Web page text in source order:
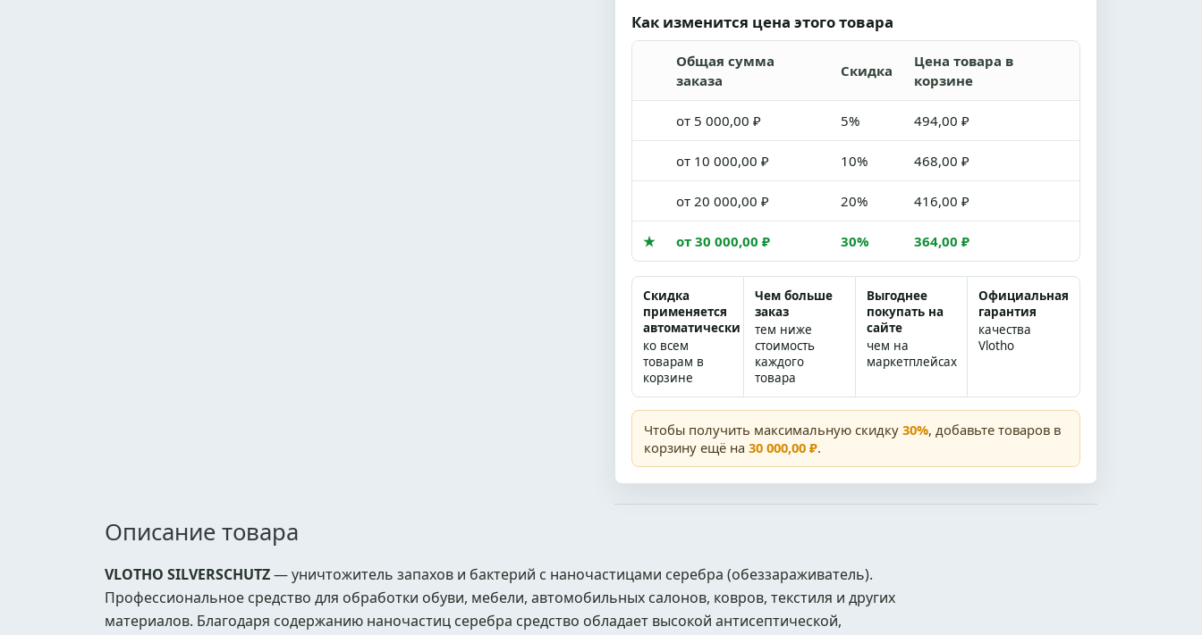
Как изменится цена этого товара
Общая сумма
заказа
Скидка
Цена товара в
корзине
от 5 000,00 ₽ 5% 494,00 ₽
от 10 000,00 ₽ 10% 468,00 ₽
от 20 000,00 ₽ 20% 416,00 ₽
★ от 30 000,00 ₽ 30% 364,00 ₽
Скидка
применяется
автоматически
ко всем
товарам в
корзине
Чем больше
заказ
тем ниже
стоимость
каждого
товара
Выгоднее
покупать на
сайте
чем на
маркетплейсах
Официальная
гарантия
качества
Vlotho
Чтобы получить максимальную скидку 30%, добавьте товаров в
корзину ещё на 30 000,00 ₽.
Описание товара
VLOTHO SILVERSCHUTZ— уничтожитель запахов и бактерий с наночастицами серебра (обеззараживатель).
Профессиональное средство для обработки обуви, мебели, автомобильных салонов, ковров, текстиля и других
материалов. Благодаря содержанию наночастиц серебра средство обладает высокой антисептической,